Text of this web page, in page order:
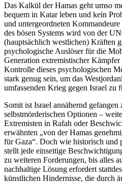
Das Kalkül der Hamas geht umso
bequem in Katar leben und kein
und untergeordneten
des bösen Systems wird von der
(hauptsächlich westlichen) Kräften
psychologische Auslöser für die
Generation extremistischer
Kontrolle dieses psychologischen
stark genug sein, um das
umfassenden Krieg gegen Israel zu
Somit ist Israel annähernd gefangen
selbstmörderischen Optionen –
Extremisten in Rafah oder
erwähnten „von der Hamas
für Gaza“. Doch wie historisch und
stellt jede einseitige
zu weiteren Forderungen, bis alles
nachhaltige Lösung erfordert
künstlichen Hindernisse, die durch